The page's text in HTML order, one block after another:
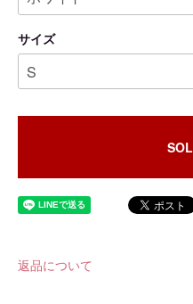
サイズ
返品について